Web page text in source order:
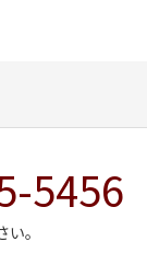
5456
。